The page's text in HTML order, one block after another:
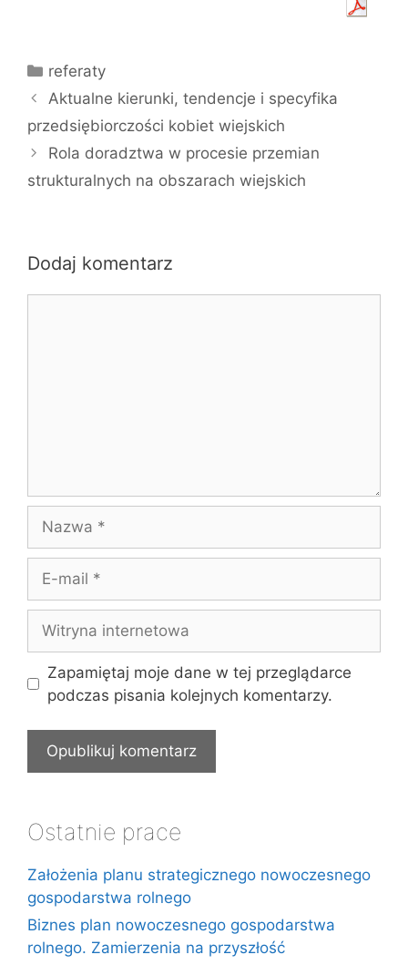
Kategorie
referaty
Aktualne kierunki, tendencje i specyfika
przedsiębiorczości kobiet wiejskich
Rola doradztwa w procesie przemian
strukturalnych na obszarach wiejskich
Dodaj komentarz
mail
internetowa
Zapamiętaj moje dane w tej przeglądarce
podczas pisania kolejnych komentarzy.
Ostatnie prace
Założenia planu strategicznego nowoczesnego
gospodarstwa rolnego
Biznes plan nowoczesnego gospodarstwa
rolnego. Zamierzenia na przyszłość